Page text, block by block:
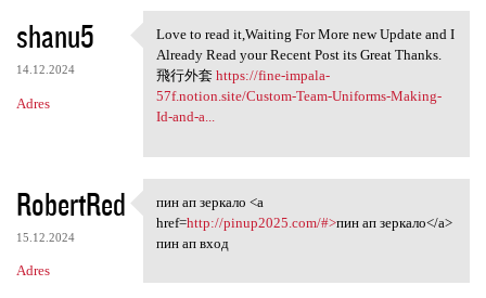
shanu5
14.12.2024
Adres
Love to read it,Waiting For
Love to read it,Waiting For More new Update and I
Already Read your Recent Post its Great Thanks.
飛行外套 https://fine-impala-
57f.notion.site/Custom-Team-Uniforms-Making-
Id-and-a...
RobertRed
15.12.2024
Adres
пин ап зеркало <a href=http:/
пин ап зеркало <a
href=http://pinup2025.com/#>пин ап зеркало</a>
пин ап вход